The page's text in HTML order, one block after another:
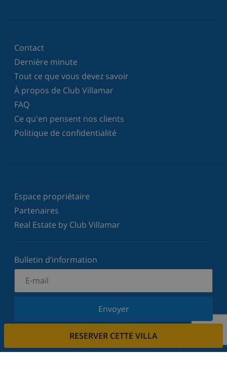
RESERVER CETTE VILLA
Contact
Dernière minute
Tout ce que vous devez savoir
À propos de Club Villamar
FAQ
Ce qu'en pensent nos clients
Politique de confidentialité
Espace propriétaire
Partenaires
Real Estate by Club Villamar
Bulletin d’information
Envoyer
Inscrivez-vous à notre newsletter et restez informé
votre vie privée.